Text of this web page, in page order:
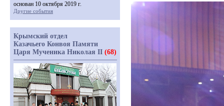
основан 10 октября 2019 г.
Другие события
Крымский отдел
Казачьего Конвоя Памяти
Царя Мученика Николая II (68)